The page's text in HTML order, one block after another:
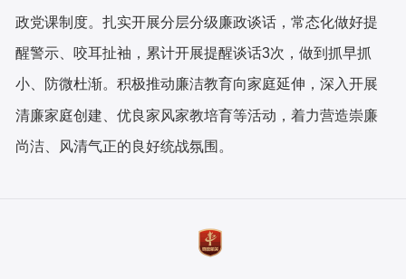
政党课制度。扎实开展分层分级廉政谈话，常态化做好提
醒警示、咬耳扯袖，累计开展提醒谈话3次，做到抓早抓
小、防微杜渐。积极推动廉洁教育向家庭延伸，深入开展
清廉家庭创建、优良家风家教培育等活动，着力营造崇廉
尚洁、风清气正的良好统战氛围。